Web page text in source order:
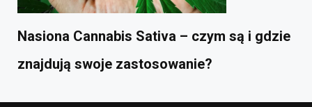
Nasiona Cannabis Sativa – czym są i gdzie
znajdują swoje zastosowanie?